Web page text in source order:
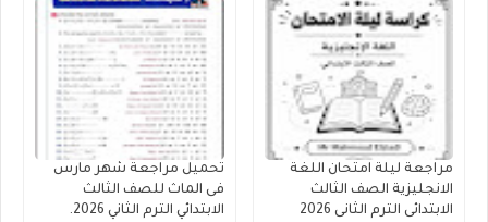
مراجعة ليلة امتحان اللغة
الانجليزية الصف الثالث
الابتدائى الترم الثانى 2026
تحميل مراجعة شهر مارس
فى الماث للصف الثالث
الابتدائي الترم الثاني 2026.